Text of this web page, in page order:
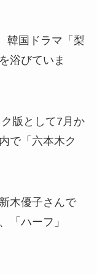
韓国ドラマ「梨
浴びていま
版として7月か
で「六本木ク
木優子さんで
「ハーフ」